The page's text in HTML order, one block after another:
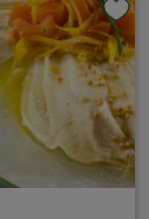
su
link